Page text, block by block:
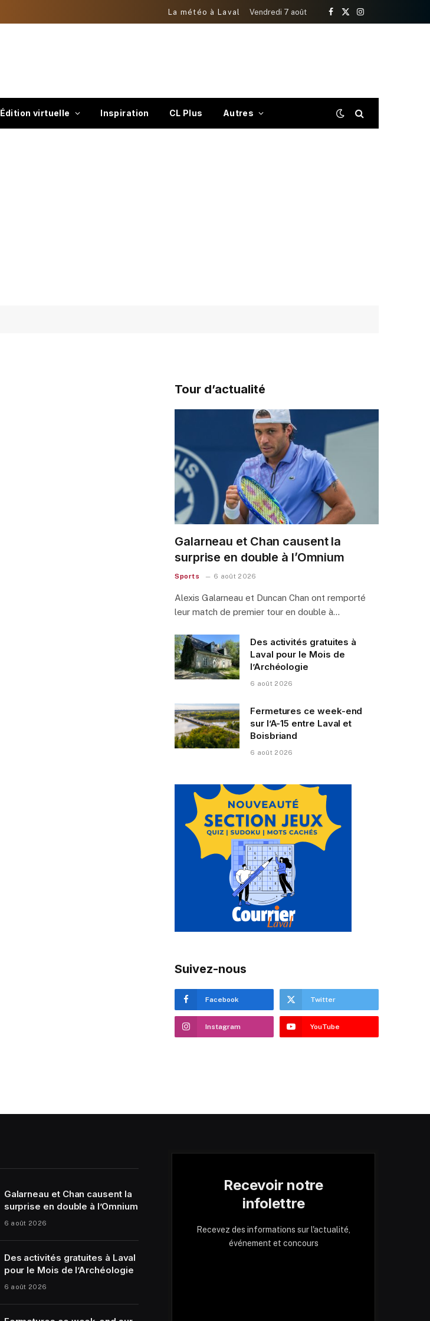
La météo à Laval Vendredi 7 août
Facebook
X
Instagram
Édition virtuelle Inspiration CL Plus Autres
Tour d’actualité
Galarneau et Chan causent la
surprise en double à l’Omnium
Sports 6 août 2026
Alexis Galarneau et Duncan Chan ont remporté
leur match de premier tour en double à…
Des activités gratuites à
Laval pour le Mois de
l’Archéologie
6 août 2026
Fermetures ce week-end
sur l’A-15 entre Laval et
Boisbriand
6 août 2026
Suivez-nous
Facebook Twitter
Instagram YouTube
Galarneau et Chan causent la
surprise en double à l’Omnium
6 août 2026
Des activités gratuites à Laval
pour le Mois de l’Archéologie
6 août 2026
Recevoir notre
infolettre
Recevez des informations sur l'actualité,
événement et concours